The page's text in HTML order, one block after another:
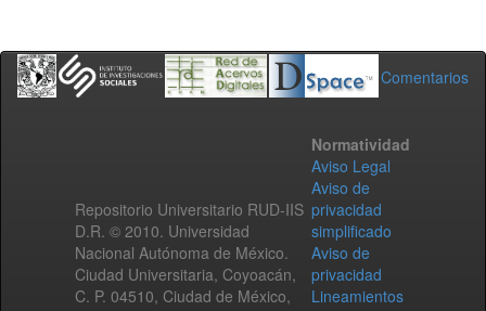
Comentarios
Repositorio Universitario RUD-IIS
D.R. © 2010. Universidad
Nacional Autónoma de México.
Ciudad Universitaria, Coyoacán,
C. P. 04510, Ciudad de México,
Normatividad
Aviso Legal
Aviso de
privacidad
simplificado
Aviso de
privacidad
Lineamientos